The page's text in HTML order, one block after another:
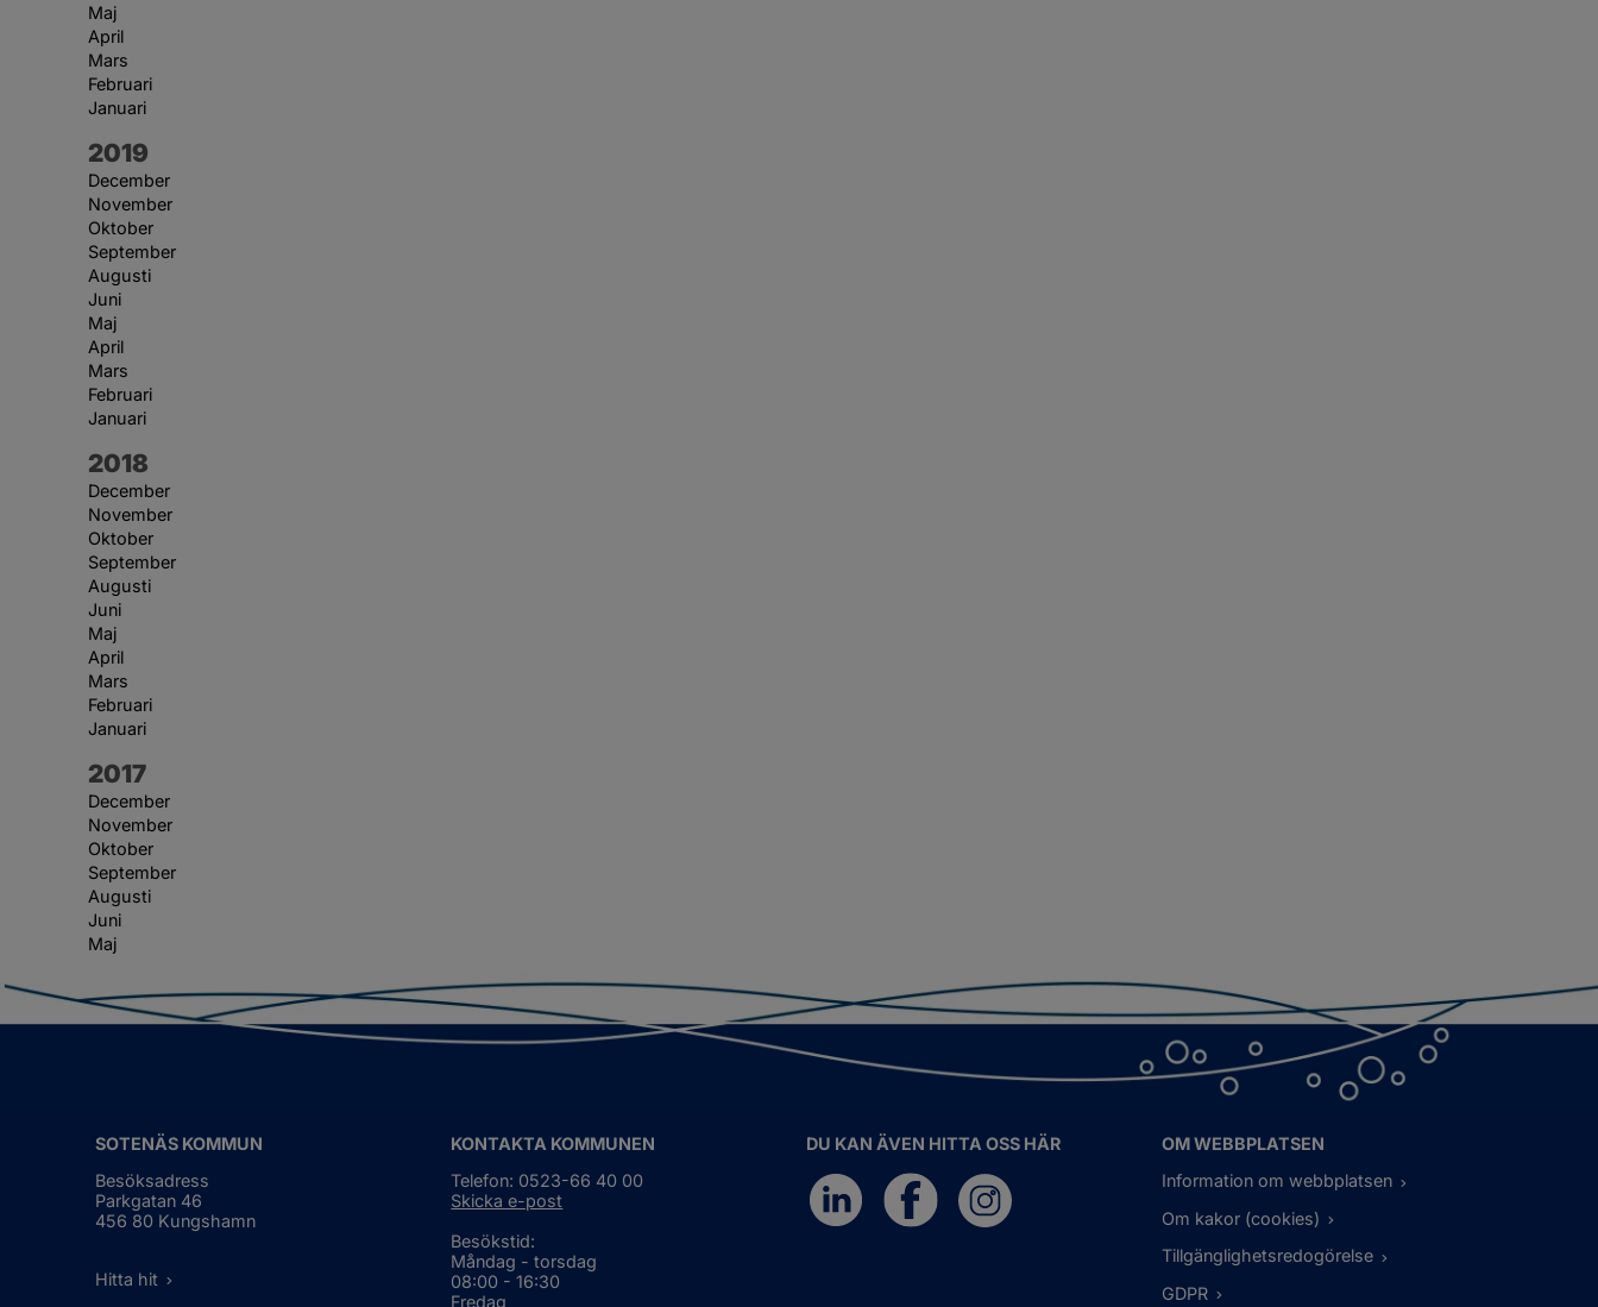
Maj
April
Mars
Februari
Januari
År:
2019
December
November
Oktober
September
Augusti
Juni
Maj
April
Mars
Februari
Januari
År:
2018
December
November
Oktober
September
Augusti
Juni
Maj
April
Mars
Februari
Januari
År:
2017
December
November
Oktober
September
Augusti
Juni
Maj
SOTENÄS KOMMUN
Besöksadress
Parkgatan 46
456 80 Kungshamn
Hitta hit
KONTAKTA KOMMUNEN
Telefon: 0523-66 40 00
Skicka e-post
Besökstid:
Måndag - torsdag
08:00 - 16:30
Fredag
DU KAN ÄVEN HITTA OSS HÄR
OM WEBBPLATSEN
Information om webbplatsen
Om kakor (cookies)
Tillgänglighetsredogörelse
GDPR